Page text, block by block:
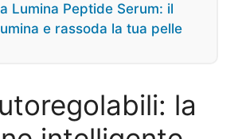
Lumina Peptide Serum: il
e rassoda la tua pelle
la